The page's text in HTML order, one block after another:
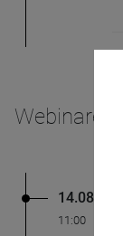
Webinare
14.08.26
11:00